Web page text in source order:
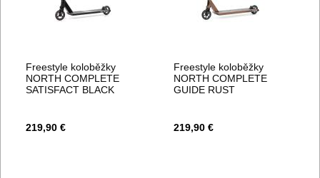
Freestyle koloběžky
NORTH COMPLETE
SATISFACT BLACK
219,90 €
Freestyle koloběžky
NORTH COMPLETE
GUIDE RUST
219,90 €